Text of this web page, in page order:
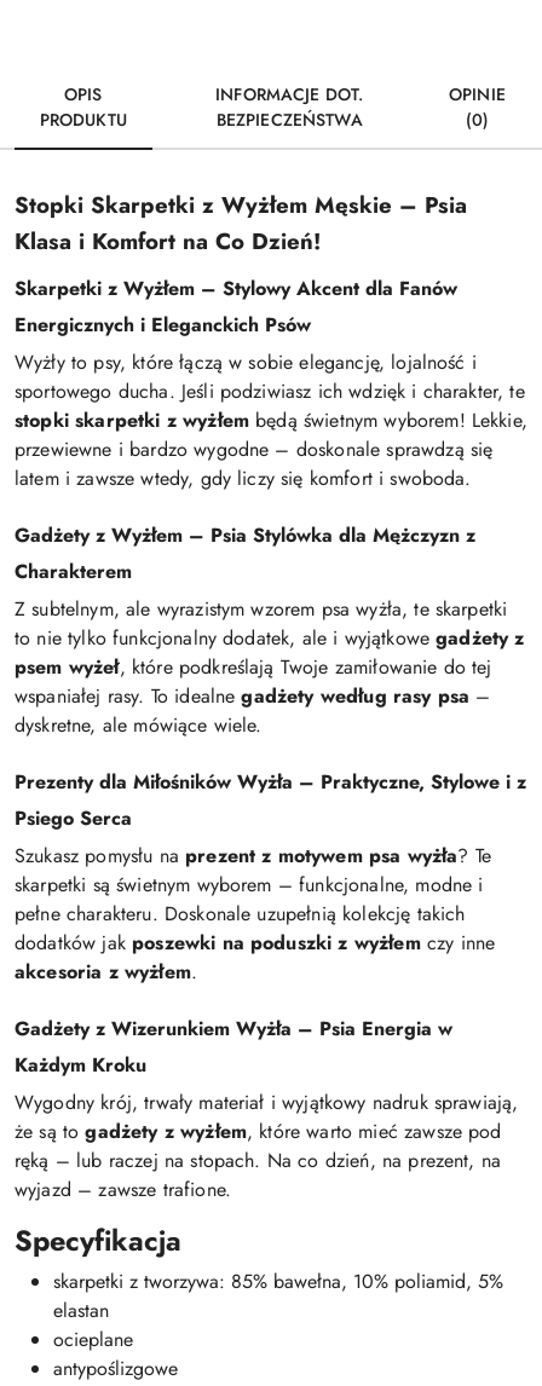
OPIS
PRODUKTU
INFORMACJE DOT.
BEZPIECZEŃSTWA
OPINIE
(0)
Stopki Skarpetki z Wyżłem Męskie – Psia
Klasa i Komfort na Co Dzień!
Skarpetki z Wyżłem – Stylowy Akcent dla Fanów
Energicznych i Eleganckich Psów
Wyżły to psy, które łączą w sobie elegancję, lojalność i
sportowego ducha. Jeśli podziwiasz ich wdzięk i charakter, te
stopki skarpetki z wyżłem będą świetnym wyborem! Lekkie,
przewiewne i bardzo wygodne – doskonale sprawdzą się
latem i zawsze wtedy, gdy liczy się komfort i swoboda.
Gadżety z Wyżłem – Psia Stylówka dla Mężczyzn z
Charakterem
Z subtelnym, ale wyrazistym wzorem psa wyżła, te skarpetki
to nie tylko funkcjonalny dodatek, ale i wyjątkowegadżety z
psem wyżeł, które podkreślają Twoje zamiłowanie do tej
wspaniałej rasy. To idealnegadżety według rasy psa –
dyskretne, ale mówiące wiele.
Prezenty dla Miłośników Wyżła – Praktyczne, Stylowe i z
Psiego Serca
Szukasz pomysłu na prezent z motywem psa wyżła? Te
skarpetki są świetnym wyborem – funkcjonalne, modne i
pełne charakteru. Doskonale uzupełnią kolekcję takich
dodatków jak poszewki na poduszki z wyżłemczy inne
akcesoria z wyżłem.
Gadżety z Wizerunkiem Wyżła – Psia Energia w
Każdym Kroku
Wygodny krój, trwały materiał i wyjątkowy nadruk sprawiają,
że są togadżety z wyżłem, które warto mieć zawsze pod
ręką – lub raczej na stopach. Na co dzień, na prezent, na
wyjazd – zawsze trafione.
Specyfikacja
skarpetki z tworzywa: 85% bawełna, 10% poliamid, 5%
elastan
ocieplane
antypoślizgowe